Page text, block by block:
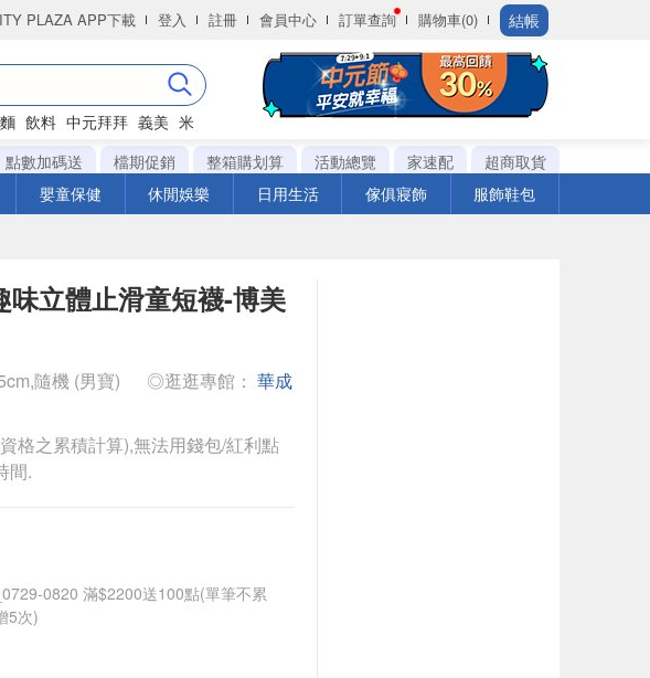
PLAZA APP下載 登入 註冊 會員中心 訂單查詢 購物車(0) 結帳
飲料 中元拜拜 義美 米
點數加碼送 檔期促銷 整箱購划算 活動總覽 家速配
超商取貨
嬰童保健 休閒娛樂 日用生活 傢俱寢飾 服飾鞋包
味立體止滑童短襪-博美
隨機 (男寶) ◎逛逛專館： 華成
格之累積計算),無法用錢包/紅利點
間.
0820 滿$2200送100點(單筆不累
5次)